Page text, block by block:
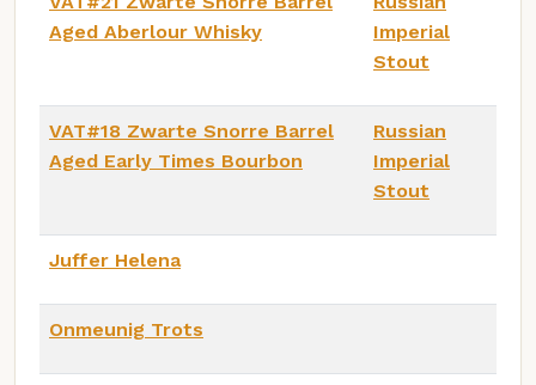
Aged Aberlour Whisky
Imperial
Stout
VAT#18 Zwarte Snorre Barrel
Aged Early Times Bourbon
Russian
Imperial
Stout
Juffer Helena
Onmeunig Trots